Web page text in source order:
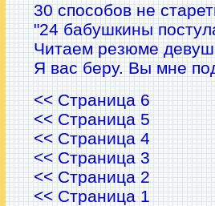
30 способов не
"24 бабушкины
Читаем резюме
Я вас беру. Вы мне
<< Страница 6
<< Страница 5
<< Страница 4
<< Страница 3
<< Страница 2
<< Страница 1